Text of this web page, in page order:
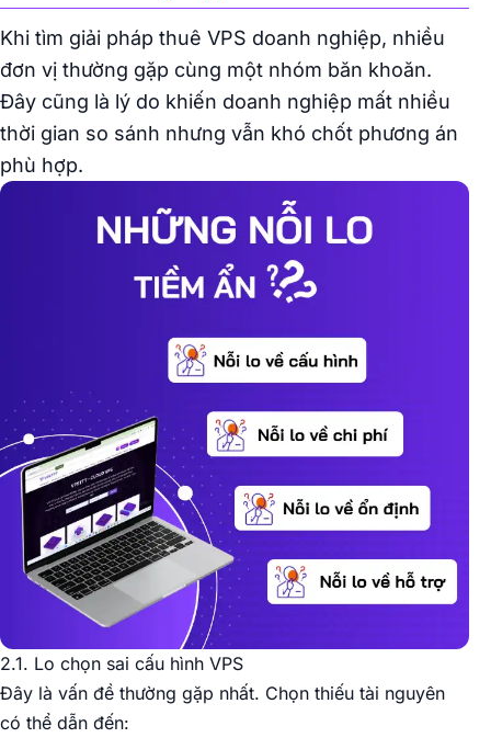
Khi tìm giải pháp thuê VPS doanh nghiệp, nhiều
đơn vị thường gặp cùng một nhóm băn khoăn.
Đây cũng là lý do khiến doanh nghiệp mất nhiều
thời gian so sánh nhưng vẫn khó chốt phương án
phù hợp.
2.1. Lo chọn sai cấu hình VPS
Đây là vấn đề thường gặp nhất. Chọn thiếu tài nguyên
có thể dẫn đến: